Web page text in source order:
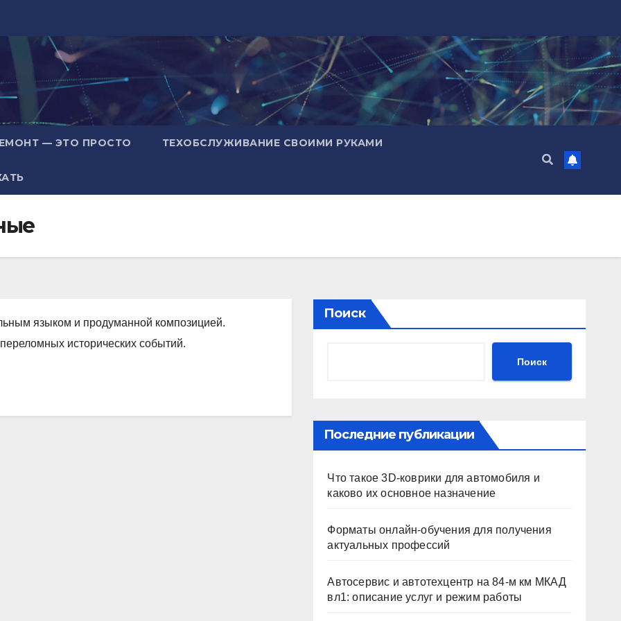
— ЭТО ПРОСТО ТЕХОБСЛУЖИВАНИЕ СВОИМИ РУКАМИ
языком и продуманной композицией.
исторических событий.
Поиск
Поиск
Последние публикации
Что такое 3D-коврики для автомобиля и
каково их основное назначение
Форматы онлайн-обучения для получения
актуальных профессий
Автосервис и автотехцентр на 84-м км МКАД
вл1: описание услуг и режим работы